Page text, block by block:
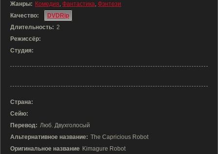
Жанры: Комедия, Фантастика, Фэнтези
Качество:
DVDRip
Длительность: 2
Режиссёр:
Студия:
Страна:
Сейю:
Перевод: Люб. Двухголосый
Альтернативное название: The Capricious Robot
Оригинальное название Kimagure Robot